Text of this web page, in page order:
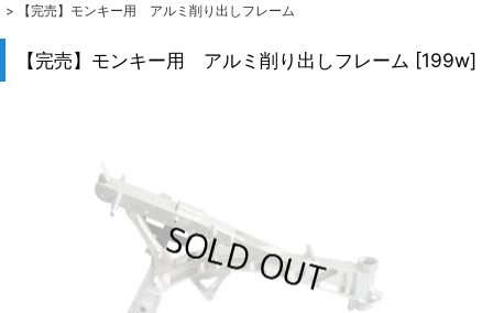
>
【完売】モンキー用 アルミ削り出しフレーム
【完売】モンキー用 アルミ削り出しフレーム [199w]